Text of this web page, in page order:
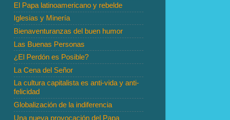
El Papa latinoamericano y rebelde
Iglesias y Minería
Bienaventuranzas del buen humor
Las Buenas Personas
¿El Perdón es Posible?
La Cena del Señor
La cultura capitalista es anti-vida y anti-
felicidad
Globalización de la indiferencia
Una nueva provocación del Papa